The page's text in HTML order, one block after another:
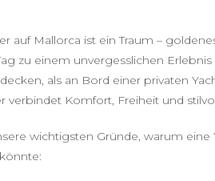
auf Mallorca ist ein Traum –
zu einem unvergesslichen
als an Bord einer privaten
verbindet Komfort, Freiheit und
wichtigsten Gründe, warum